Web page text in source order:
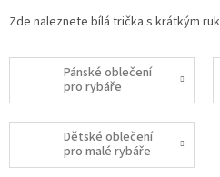
Zde naleznete bílá trička s krátkým
Pánské oblečení
pro rybáře
Dětské oblečení
pro malé rybáře